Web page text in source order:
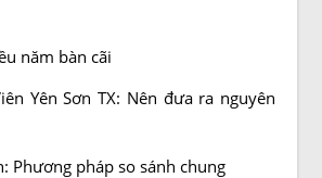
năm bàn cãi
Yên Sơn TX: Nên đưa ra nguyên
Phương pháp so sánh chung